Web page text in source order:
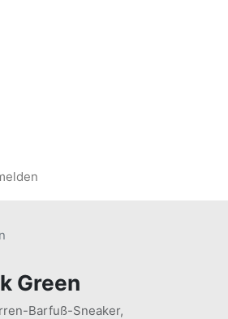
Green
Barfuß-Sneaker,